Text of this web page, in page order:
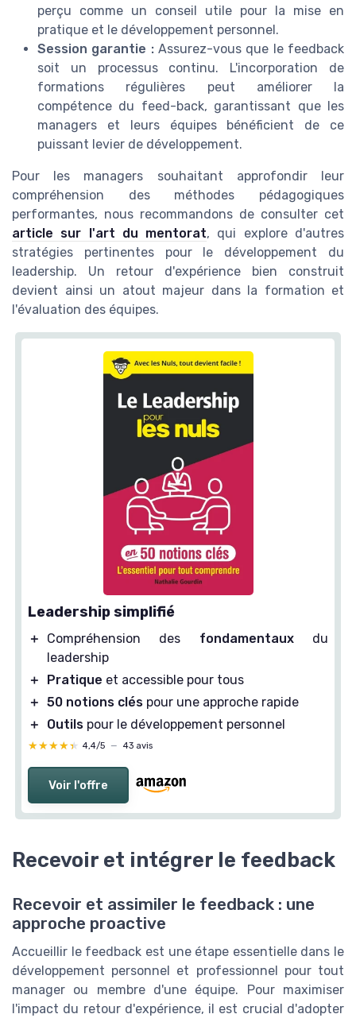
perçu comme un conseil utile pour la mise en
pratique et le développement personnel.
Session garantie : Assurez-vous que le feedback
soit un processus continu. L'incorporation de
formations régulières peut améliorer la
compétence du feed-back, garantissant que les
managers et leurs équipes bénéficient de ce
puissant levier de développement.
Pour les managers souhaitant approfondir leur
compréhension des méthodes pédagogiques
performantes, nous recommandons de consulter cet
article sur l'art du mentorat, qui explore d'autres
stratégies pertinentes pour le développement du
leadership. Un retour d'expérience bien construit
devient ainsi un atout majeur dans la formation et
l'évaluation des équipes.
Leadership simplifié
＋ Compréhension des fondamentauxdu
leadership
＋
Pratique et accessible pour tous
＋ 50 notions clés pour une approche rapide
＋
Outils pour le développement personnel
★★★★★
★★★★★ 4,4/5 — 43 avis
Voir l'offre
Recevoir et intégrer le feedback
Recevoir et assimiler le feedback : une
approche proactive
Accueillir le feedback est une étape essentielle dans le
développement personnel et professionnel pour tout
manager ou membre d'une équipe. Pour maximiser
l'impact du retour d'expérience, il est crucial d'adopter